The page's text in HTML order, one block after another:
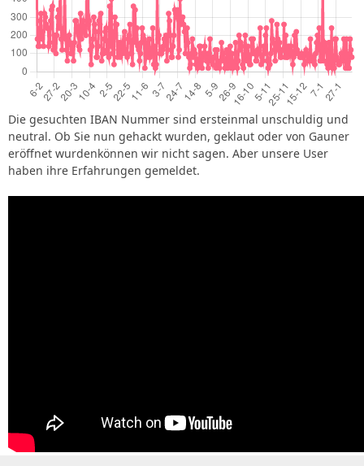
Die gesuchten IBAN Nummer sind ersteinmal unschuldig und
neutral. Ob Sie nun gehackt wurden, geklaut oder von Gauner
eröffnet wurdenkönnen wir nicht sagen. Aber unsere User
haben ihre Erfahrungen gemeldet.